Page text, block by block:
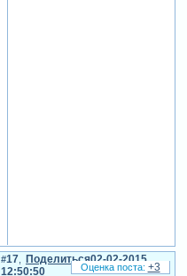
Поделиться
17
02-02-2015
12:50:50
+3